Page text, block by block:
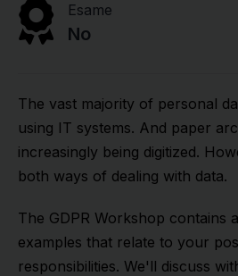
Esame
No
The vast majority of personal
using IT systems. And paper
increasingly being digitized.
both ways of dealing with data.
The GDPR Workshop contains
examples that relate to your
responsibilities. We'll discuss